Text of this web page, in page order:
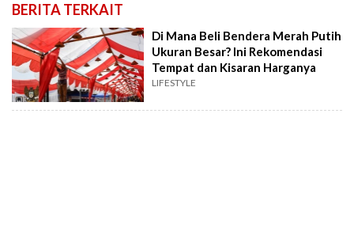
BERITA TERKAIT
Di Mana Beli Bendera Merah Putih
Ukuran Besar? Ini Rekomendasi
Tempat dan Kisaran Harganya
LIFESTYLE